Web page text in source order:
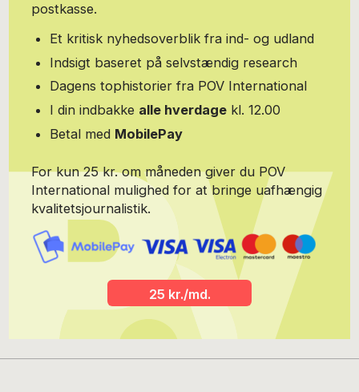
postkasse.
Et kritisk nyhedsoverblik fra ind- og udland
Indsigt baseret på selvstændig research
Dagens tophistorier fra POV International
I din indbakke alle hverdage kl. 12.00
Betal med MobilePay
For kun 25 kr. om måneden giver du POV
International mulighed for at bringe uafhængig
kvalitetsjournalistik.
25 kr./md.